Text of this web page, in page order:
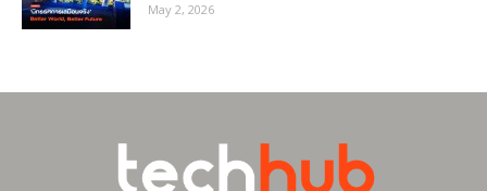
May 2, 2026